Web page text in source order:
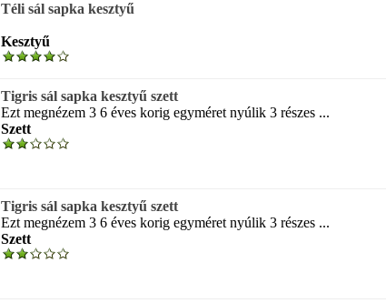
Téli sál sapka kesztyű
Kesztyű
Tigris sál sapka kesztyű szett
Ezt megnézem 3 6 éves korig egyméret nyúlik 3 részes ...
Szett
Tigris sál sapka kesztyű szett
Ezt megnézem 3 6 éves korig egyméret nyúlik 3 részes ...
Szett